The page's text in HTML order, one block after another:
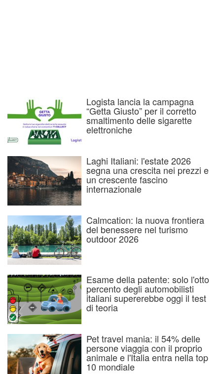
Logista lancia la campagna
“Getta Giusto” per il corretto
smaltimento delle sigarette
elettroniche
Laghi Italiani: l'estate 2026
segna una crescita nei prezzi e
un crescente fascino
internazionale
Calmcation: la nuova frontiera
del benessere nel turismo
outdoor 2026
Esame della patente: solo l'otto
percento degli automobilisti
italiani supererebbe oggi il test
di teoria
Pet travel mania: il 54% delle
persone viaggia con il proprio
animale e l'Italia entra nella top
10 mondiale